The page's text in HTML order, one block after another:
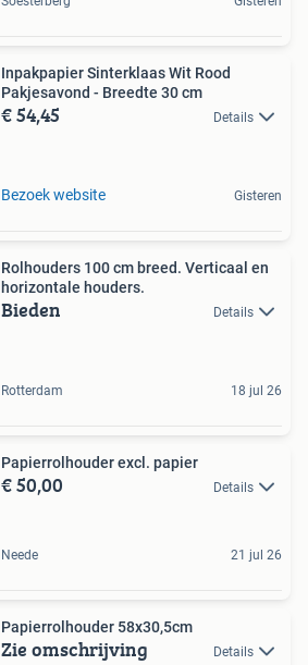
Inpakpapier Sinterklaas Wit Rood
Pakjesavond - Breedte 30 cm
€ 54,45 Details
Bezoek website Gisteren
Rolhouders 100 cm breed. Verticaal en
horizontale houders.
Bieden Details
Rotterdam 18 jul 26
Papierrolhouder excl. papier
€ 50,00 Details
Neede 21 jul 26
Papierrolhouder 58x30,5cm
Zie omschrijving Details